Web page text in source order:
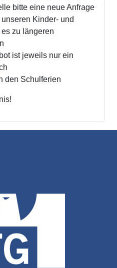
bitte eine neue Anfrage
Kinder- und
zu längeren
ist jeweils nur ein
den Schulferien